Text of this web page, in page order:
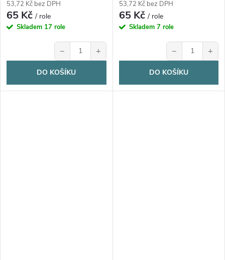
53,72 Kč bez DPH
65 Kč/ role
Skladem 17 role
− +
DO KOŠÍKU
53,72 Kč bez DPH
65 Kč/ role
Skladem 7 role
− +
DO KOŠÍKU